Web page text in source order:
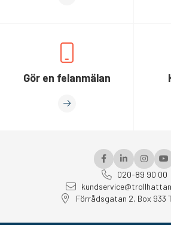
Gör en felanmälan
020-89 90 00
Förrådsgatan 2, Box 933